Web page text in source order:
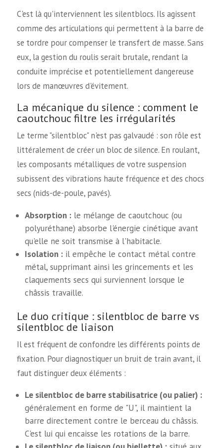
C'est là qu'interviennent les silentblocs. Ils agissent
comme des articulations qui permettent à la barre de
se tordre pour compenser le transfert de masse. Sans
eux, la gestion du roulis serait brutale, rendant la
conduite imprécise et potentiellement dangereuse
lors de manœuvres d'évitement.
La mécanique du silence : comment le
caoutchouc filtre les irrégularités
Le terme "silentbloc" n'est pas galvaudé : son rôle est
littéralement de créer un bloc de silence. En roulant,
les composants métalliques de votre suspension
subissent des vibrations haute fréquence et des chocs
secs (nids-de-poule, pavés).
Absorption : le mélange de caoutchouc (ou
polyuréthane) absorbe l'énergie cinétique avant
qu'elle ne soit transmise à l'habitacle.
Isolation : il empêche le contact métal contre
métal, supprimant ainsi les grincements et les
claquements secs qui surviennent lorsque le
châssis travaille.
Le duo critique : silentbloc de barre vs
silentbloc de liaison
Il est fréquent de confondre les différents points de
fixation. Pour diagnostiquer un bruit de train avant, il
faut distinguer deux éléments :
Le silentbloc de barre stabilisatrice (ou palier) :
généralement en forme de "U", il maintient la
barre directement contre le berceau du châssis.
C'est lui qui encaisse les rotations de la barre.